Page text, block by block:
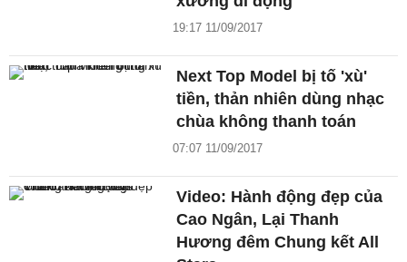
19:17 11/09/2017
Next Top Model bị tố 'xù'
tiền, thản nhiên dùng nhạc
chùa không thanh toán
07:07 11/09/2017
Video: Hành động đẹp của
Cao Ngân, Lại Thanh
Hương đêm Chung kết All